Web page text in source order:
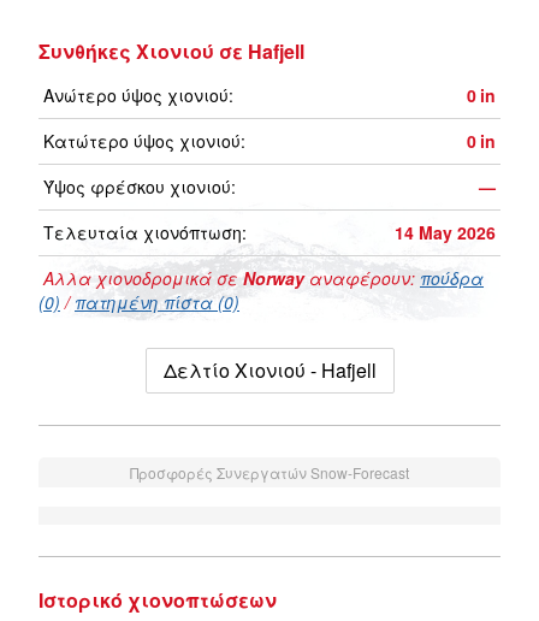
Συνθήκες Χιονιού σε Hafjell
Ανώτερο ύψος χιονιού: 0 in
Κατώτερο ύψος χιονιού:
0 in
Ύψος φρέσκου χιονιού:
—
Τελευταία χιονόπτωση:
14 May 2026
Αλλα χιονοδρομικά σεNorwayαναφέρουν: πούδρα
(0) /πατημένη πίστα (0)
Δελτίο Χιονιού - Hafjell
Προσφορές Συνεργατών Snow-Forecast
Ιστορικό χιονοπτώσεων